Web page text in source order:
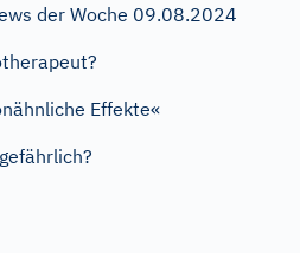
der Woche 09.08.2024
Effekte«